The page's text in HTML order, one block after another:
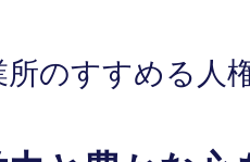
所のすすめる人